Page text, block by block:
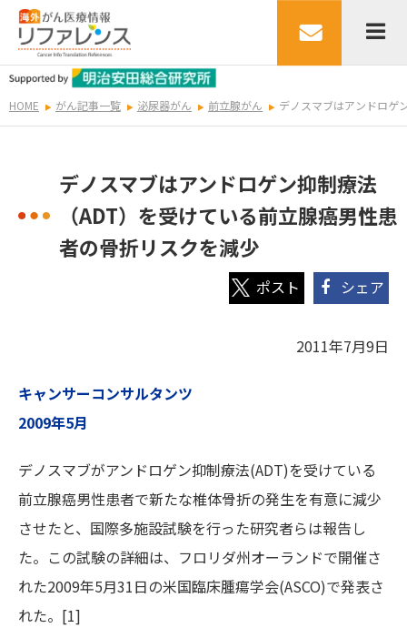
HOME がん記事一覧 泌尿器がん 前立腺がん デノスマブはアンドロゲ
デノスマブはアンドロゲン抑制療法
（ADT）を受けている前立腺癌男性患
者の骨折リスクを減少
シェア
2011年7月9日
キャンサーコンサルタンツ
2009年5月
デノスマブがアンドロゲン抑制療法(ADT)を受けている
前立腺癌男性患者で新たな椎体骨折の発生を有意に減少
させたと、国際多施設試験を行った研究者らは報告し
た。この試験の詳細は、フロリダ州オーランドで開催さ
れた2009年5月31日の米国臨床腫瘍学会(ASCO)で発表さ
れた。[1]